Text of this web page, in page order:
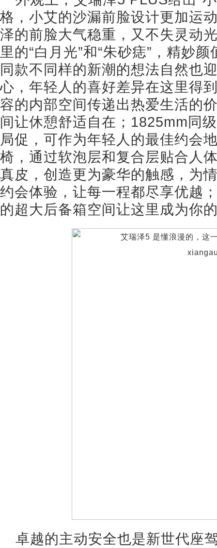
格，小艾的沙漏前脸设计更加运
泽的前脸大气稳重，又不失灵动
里的“白月光”和“朱砂痣”，精妙
同款不同样的新潮的想法自然也
心，年轻人的喜好差异在这里得
容的内部空间传递出热爱生活的
间让休憩舒适自在；1825mm同
局促，可作为年轻人的最佳约会
椅，通过软泡层和复合层贴合人
真皮，创造更为豪华的触感，为
约会体验，让每一程都尽享优越
的超大后备箱空间让这里成为你
卓越的主动安全也是新世代座